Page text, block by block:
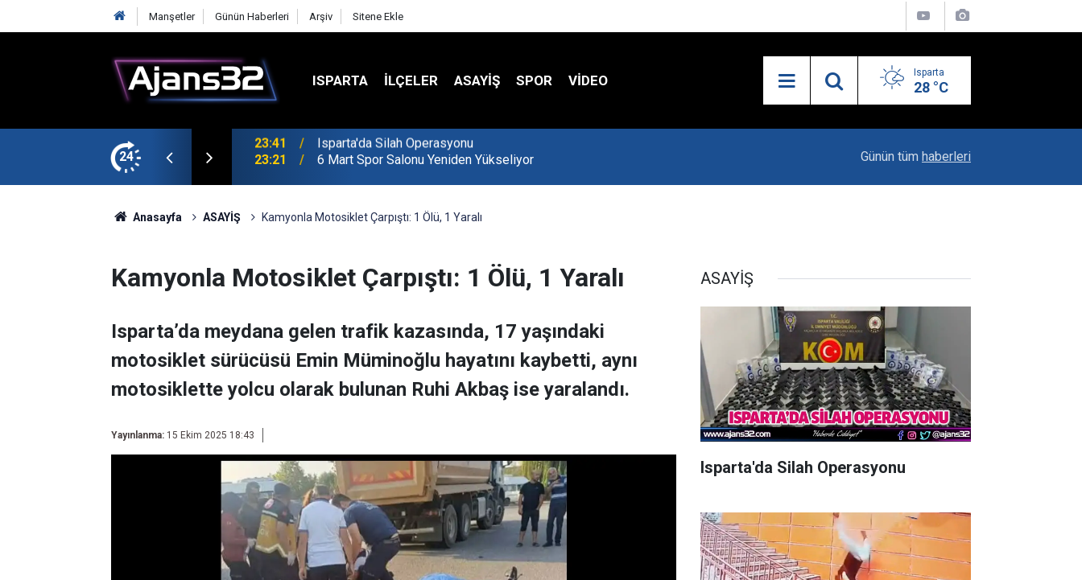
Manşetler Günün Haberleri Arşiv Sitene Ekle
ISPARTA İLÇELER ASAYİŞ SPOR VIDEO Isparta
28 °C
24 23:21 6 Mart Spor Salonu Yeniden Yükseliyor "Karacaören Özel Hükümleri Isparta
Günün tüm haberleri
Anasayfa ASAYİŞ Kamyonla Motosiklet Çarpıştı: 1 Ölü, 1 Yaralı
Kamyonla Motosiklet Çarpıştı: 1 Ölü, 1 Yaralı
Isparta’da meydana gelen trafik kazasında, 17 yaşındaki
motosiklet sürücüsü Emin Müminoğlu hayatını kaybetti, aynı
motosiklette yolcu olarak bulunan Ruhi Akbaş ise yaralandı.
Yayınlanma: 15 Ekim 2025 18:43
ASAYİŞ
Isparta'da Silah Operasyonu